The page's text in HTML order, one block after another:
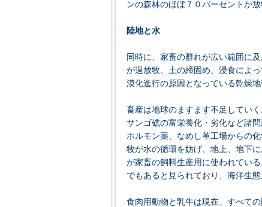
ンの森林のほぼ７０パーセントが放
陸地と水
同時に、家畜の群れが広い範囲に
が過放牧、土の締固め、浸食によ
漠化進行の原因となっている乾燥地
畜産は地球のますます不足してい
サンゴ礁の富栄養化・劣化など諸
ホルモン薬、なめし革工場からの
牧が水の循環を妨げ、地上、地下
が家畜の飼料生産用に使われてい
でもあると見られており、海洋生
食肉用動物と乳牛は現在、すべて